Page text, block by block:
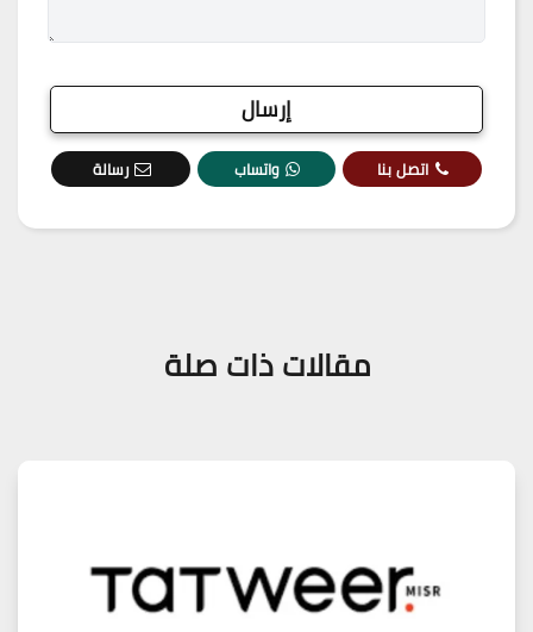
اتصل بنا واتساب رسالة
مقالات ذات صلة